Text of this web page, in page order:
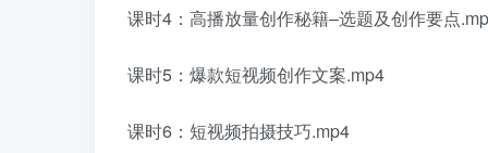
课时4：高播放量创作秘籍–选题及创作要点
课时5：爆款短视频创作文案.mp4
课时6：短视频拍摄技巧.mp4